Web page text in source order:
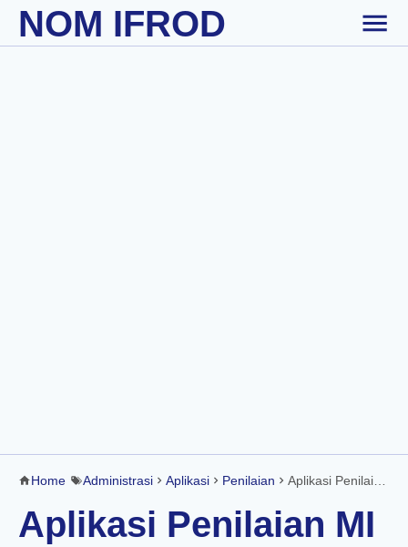
Skip to main content
NOM IFROD
Home Administrasi Aplikasi Penilaian Aplikasi Penilaian MI Kelas 1 2 4 5 Kurikulum 2013 Revisi Terbaru 2017
Aplikasi Penilaian MI